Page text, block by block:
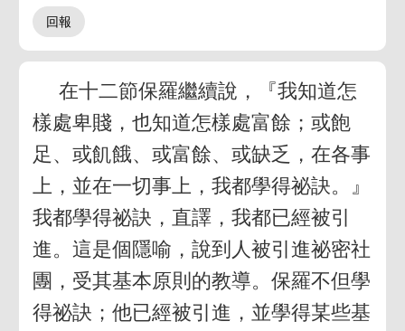
在十二節保羅繼續說，『我知道怎
樣處卑賤，也知道怎樣處富餘；或飽
足、或飢餓、或富餘、或缺乏，在各事
上，並在一切事上，我都學得祕訣。』
我都學得祕訣，直譯，我都已經被引
進。這是個隱喻，說到人被引進祕密社
團，受其基本原則的教導。保羅不但學
得祕訣；他已經被引進，並學得某些基